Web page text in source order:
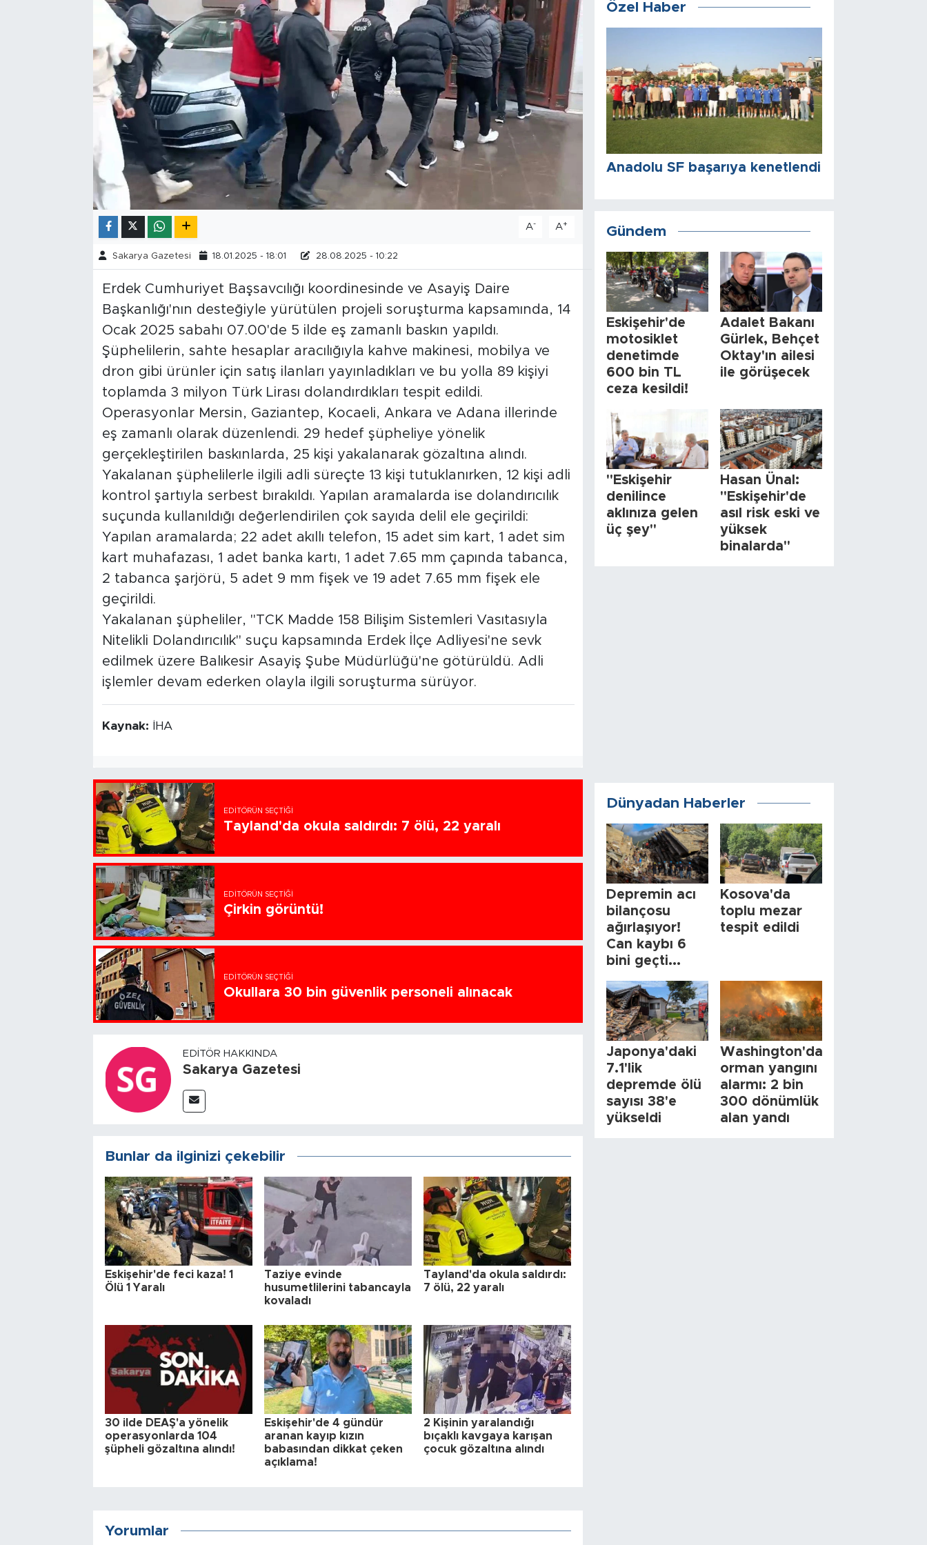
A- A+
Sakarya Gazetesi 18.01.2025 - 18:01 28.08.2025 - 10:22
Erdek Cumhuriyet Başsavcılığı koordinesinde ve Asayiş Daire
Başkanlığı'nın desteğiyle yürütülen projeli soruşturma kapsamında, 14
Ocak 2025 sabahı 07.00'de 5 ilde eş zamanlı baskın yapıldı.
Şüphelilerin, sahte hesaplar aracılığıyla kahve makinesi, mobilya ve
dron gibi ürünler için satış ilanları yayınladıkları ve bu yolla 89 kişiyi
toplamda 3 milyon Türk Lirası dolandırdıkları tespit edildi.
Operasyonlar Mersin, Gaziantep, Kocaeli, Ankara ve Adana illerinde
eş zamanlı olarak düzenlendi. 29 hedef şüpheliye yönelik
gerçekleştirilen baskınlarda, 25 kişi yakalanarak gözaltına alındı.
Yakalanan şüphelilerle ilgili adli süreçte 13 kişi tutuklanırken, 12 kişi adli
kontrol şartıyla serbest bırakıldı. Yapılan aramalarda ise dolandırıcılık
suçunda kullanıldığı değerlendirilen çok sayıda delil ele geçirildi:
Yapılan aramalarda; 22 adet akıllı telefon, 15 adet sim kart, 1 adet sim
kart muhafazası, 1 adet banka kartı, 1 adet 7.65 mm çapında tabanca,
2 tabanca şarjörü, 5 adet 9 mm fişek ve 19 adet 7.65 mm fişek ele
geçirildi.
Yakalanan şüpheliler, "TCK Madde 158 Bilişim Sistemleri Vasıtasıyla
Nitelikli Dolandırıcılık" suçu kapsamında Erdek İlçe Adliyesi'ne sevk
edilmek üzere Balıkesir Asayiş Şube Müdürlüğü'ne götürüldü. Adli
işlemler devam ederken olayla ilgili soruşturma sürüyor.
Kaynak: İHA
EDITÖRÜN SEÇTIĞI
Tayland'da okula saldırdı: 7 ölü, 22 yaralı
EDITÖRÜN SEÇTIĞI
Çirkin görüntü!
EDITÖRÜN SEÇTIĞI
Okullara 30 bin güvenlik personeli alınacak
EDITÖR HAKKINDA
Sakarya Gazetesi
Bunlar da ilginizi çekebilir
Eskişehir'de feci kaza! 1
Ölü 1 Yaralı
Taziye evinde
husumetlilerini tabancayla
kovaladı
Tayland'da okula saldırdı:
7 ölü, 22 yaralı
30 ilde DEAŞ'a yönelik
operasyonlarda 104
şüpheli gözaltına alındı!
Eskişehir'de 4 gündür
aranan kayıp kızın
babasından dikkat çeken
açıklama!
2 Kişinin yaralandığı
bıçaklı kavgaya karışan
çocuk gözaltına alındı
Yorumlar
Özel Haber
Anadolu SF başarıya kenetlendi
Gündem
Eskişehir'de
motosiklet
denetimde
600 bin TL
ceza kesildi!
Adalet Bakanı
Gürlek, Behçet
Oktay'ın ailesi
ile görüşecek
"Eskişehir
denilince
aklınıza gelen
üç şey"
Hasan Ünal:
"Eskişehir'de
asıl risk eski ve
yüksek
binalarda"
Dünyadan Haberler
Depremin acı
bilançosu
ağırlaşıyor!
Can kaybı 6
bini geçti...
Kosova'da
toplu mezar
tespit edildi
Japonya'daki
7.1'lik
depremde ölü
sayısı 38'e
yükseldi
Washington'da
orman yangını
alarmı: 2 bin
300 dönümlük
alan yandı
Resmi İlanlar